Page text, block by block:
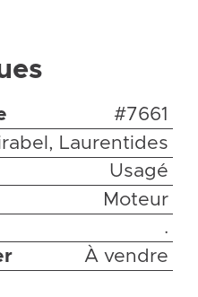
#7661
Laurentides
Usagé
Moteur
.
À vendre